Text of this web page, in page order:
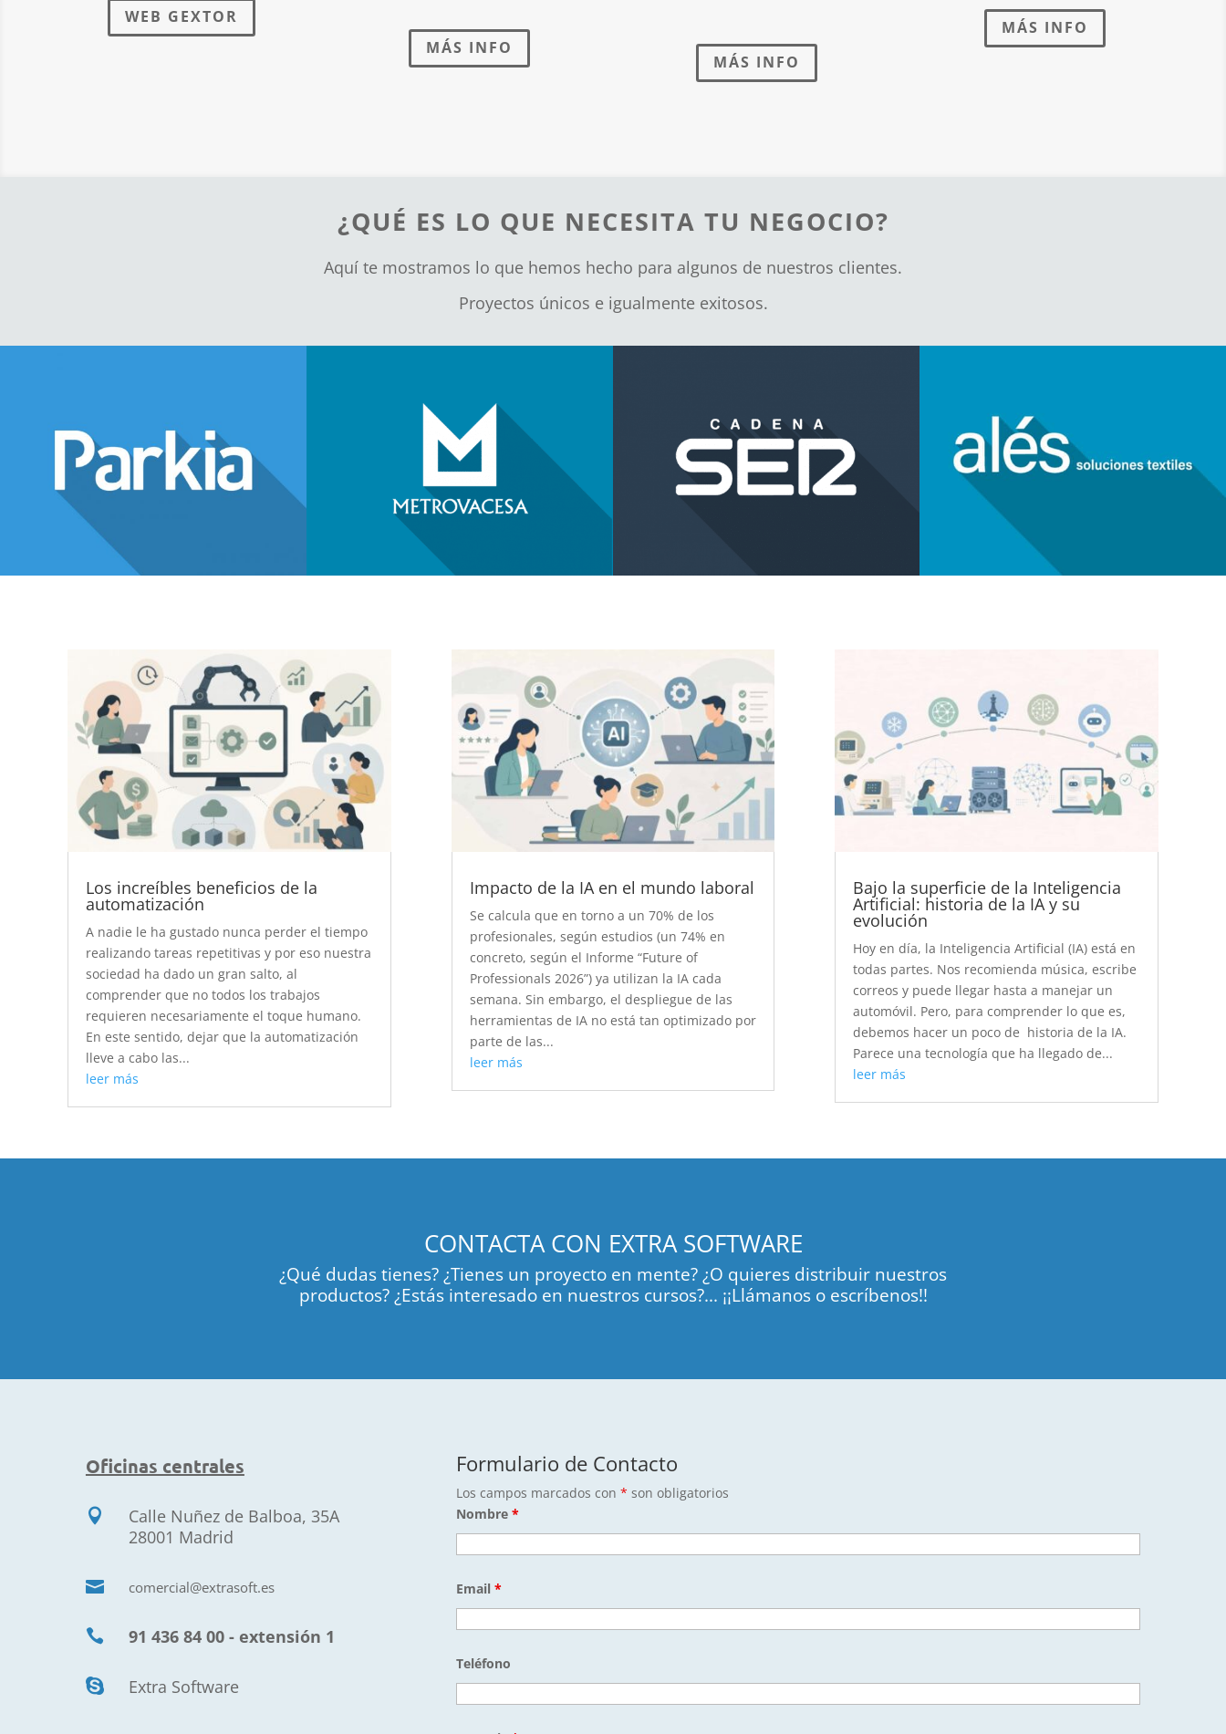
WEB GEXTOR
MÁS INFO
MÁS INFO
MÁS INFO
¿QUÉ ES LO QUE NECESITA TU NEGOCIO?
Aquí te mostramos lo que hemos hecho para algunos de nuestros clientes.
Proyectos únicos e igualmente exitosos.
Los increíbles beneficios de la
automatización
A nadie le ha gustado nunca perder el tiempo
realizando tareas repetitivas y por eso nuestra
sociedad ha dado un gran salto, al
comprender que no todos los trabajos
requieren necesariamente el toque humano.
En este sentido, dejar que la automatización
lleve a cabo las...
leer más
Impacto de la IA en el mundo laboral
Se calcula que en torno a un 70% de los
profesionales, según estudios (un 74% en
concreto, según el Informe “Future of
Professionals 2026”) ya utilizan la IA cada
semana. Sin embargo, el despliegue de las
herramientas de IA no está tan optimizado por
parte de las...
leer más
Bajo la superficie de la Inteligencia
Artificial: historia de la IA y su
evolución
Hoy en día, la Inteligencia Artificial (IA) está en
todas partes. Nos recomienda música, escribe
correos y puede llegar hasta a manejar un
automóvil. Pero, para comprender lo que es,
debemos hacer un poco de historia de la IA.
Parece una tecnología que ha llegado de...
leer más
CONTACTA CON EXTRA SOFTWARE
¿Qué dudas tienes? ¿Tienes un proyecto en mente? ¿O quieres distribuir nuestros
productos? ¿Estás interesado en nuestros cursos?... ¡¡Llámanos o escríbenos!!
Oficinas centrales

Calle Nuñez de Balboa, 35A
28001 Madrid
 comercial@extrasoft.es
 91 436 84 00 - extensión 1
 Extra Software
Formulario de Contacto
Los campos marcados con* son obligatorios
Nombre*
Email*
Teléfono